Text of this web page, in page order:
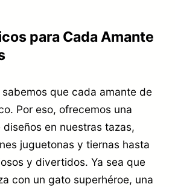
para Cada Amante
sabemos que cada amante de
Por eso, ofrecemos una
en nuestras tazas,
juguetonas y tiernas hasta
y divertidos. Ya sea que
con un gato superhéroe, una